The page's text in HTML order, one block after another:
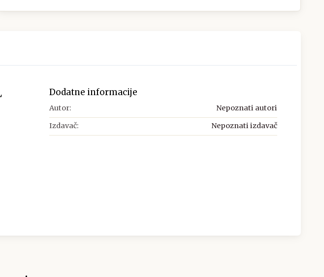
Dodatne informacije
Autor: Nepoznati autori
Izdavač: Nepoznati izdavač